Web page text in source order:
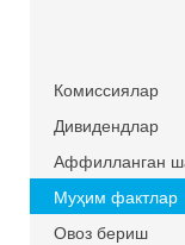
Комиссиялар
Дивидендлар
Аффилланган
Муҳим фактлар
Овоз бериш